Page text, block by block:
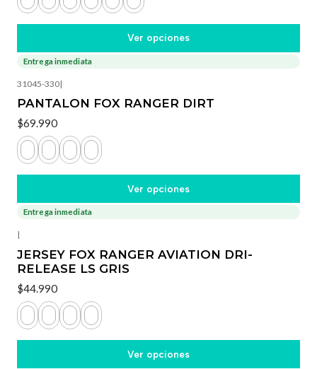
Ver opciones
Entrega inmediata
31045-330|
PANTALON FOX RANGER DIRT
$69.990
Ver opciones
Entrega inmediata
|
JERSEY FOX RANGER AVIATION DRI-
RELEASE LS GRIS
$44.990
Ver opciones